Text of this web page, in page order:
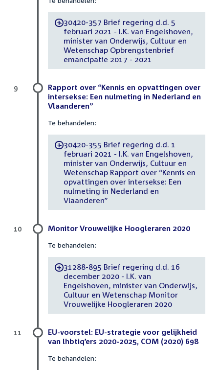
-30420-357 Brief regering d.d. 5
februari 2021 - I.K. van Engelshoven,
minister van Onderwijs, Cultuur en
Wetenschap Opbrengstenbrief
emancipatie 2017 - 2021
Rapport over “Kennis en opvattingen over
intersekse: Een nulmeting in Nederland en
Vlaanderen”
Te behandelen:
-30420-355 Brief regering d.d. 1
februari 2021 - I.K. van Engelshoven,
minister van Onderwijs, Cultuur en
Wetenschap Rapport over “Kennis en
opvattingen over intersekse: Een
nulmeting in Nederland en
Vlaanderen”
9
Monitor Vrouwelijke Hoogleraren 2020
Te behandelen:
-31288-895 Brief regering d.d. 16
december 2020 - I.K. van
Engelshoven, minister van Onderwijs,
Cultuur en Wetenschap Monitor
Vrouwelijke Hoogleraren 2020
10
EU-voorstel: EU-strategie voor gelijkheid
van lhbtiq’ers 2020-2025, COM (2020) 698
Te behandelen:
11